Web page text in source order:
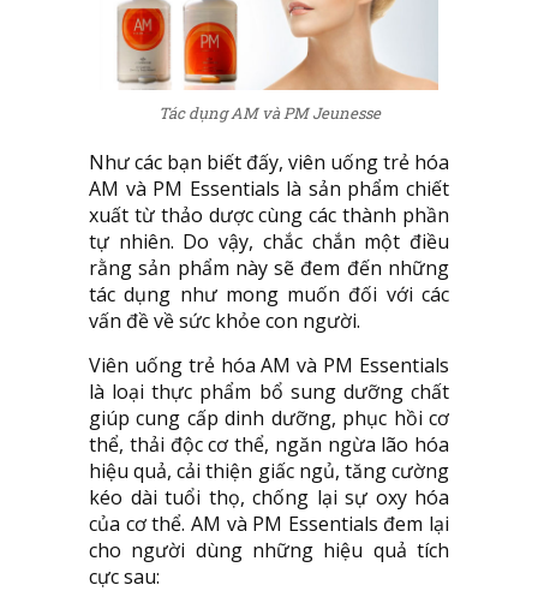
Tác dụng AM và PM Jeunesse
Như các bạn biết đấy, viên uống trẻ hóa
AM và PM Essentials là sản phẩm chiết
xuất từ thảo dược cùng các thành phần
tự nhiên. Do vậy, chắc chắn một điều
rằng sản phẩm này sẽ đem đến những
tác dụng như mong muốn đối với các
vấn đề về sức khỏe con người.
Viên uống trẻ hóa AM và PM Essentials
là loại thực phẩm bổ sung dưỡng chất
giúp cung cấp dinh dưỡng, phục hồi cơ
thể, thải độc cơ thể, ngăn ngừa lão hóa
hiệu quả, cải thiện giấc ngủ, tăng cường
kéo dài tuổi thọ, chống lại sự oxy hóa
của cơ thể. AM và PM Essentials đem lại
cho người dùng những hiệu quả tích
cực sau: